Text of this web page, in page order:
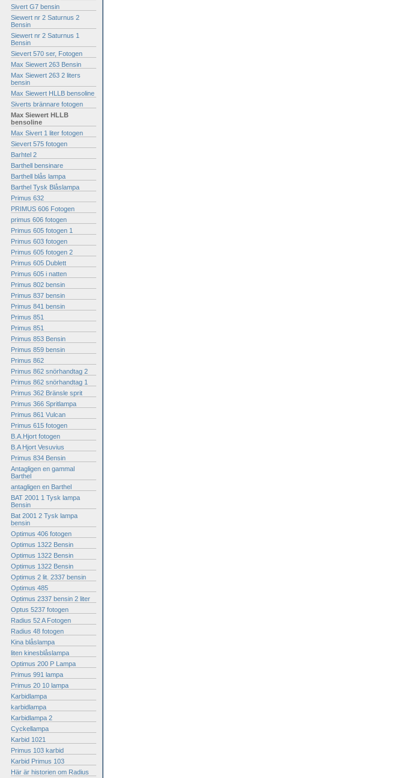
Sivert G7 bensin
Siewert nr 2 Saturnus 2
Bensin
Siewert nr 2 Saturnus 1
Bensin
Sievert 570 ser, Fotogen
Max Siewert 263 Bensin
Max Siewert 263 2 liters
bensin
Max Siewert HLLB bensoline
Siverts brännare fotogen
Max Siewert HLLB
bensoline
Max Sivert 1 liter fotogen
Sievert 575 fotogen
Barhtel 2
Barthell bensinare
Barthell blås lampa
Barthel Tysk Blåslampa
Primus 632
PRIMUS 606 Fotogen
primus 606 fotogen
Primus 605 fotogen 1
Primus 603 fotogen
Primus 605 fotogen 2
Primus 605 Dublett
Primus 605 i natten
Primus 802 bensin
Primus 837 bensin
Primus 841 bensin
Primus 851
Primus 851
Primus 853 Bensin
Primus 859 bensin
Primus 862
Primus 862 snörhandtag 2
Primus 862 snörhandtag 1
Primus 362 Bränsle sprit
Primus 366 Spritlampa
Primus 861 Vulcan
Primus 615 fotogen
B.A.Hjort fotogen
B.A Hjort Vesuvius
Primus 834 Bensin
Antagligen en gammal
Barthel
antagligen en Barthel
BAT 2001 1 Tysk lampa
Bensin
Bat 2001 2 Tysk lampa
bensin
Optimus 406 fotogen
Optimus 1322 Bensin
Optimus 1322 Bensin
Optimus 1322 Bensin
Optimus 2 lit. 2337 bensin
Optimus 485
Optimus 2337 bensin 2 liter
Optus 5237 fotogen
Radius 52 A Fotogen
Radius 48 fotogen
Kina blåslampa
liten kinesblåslampa
Optimus 200 P Lampa
Primus 991 lampa
Primus 20 10 lampa
Karbidlampa
karbidlampa
Karbidlampa 2
Cyckellampa
Karbid 1021
Primus 103 karbid
Karbid Primus 103
Här är historien om Radius